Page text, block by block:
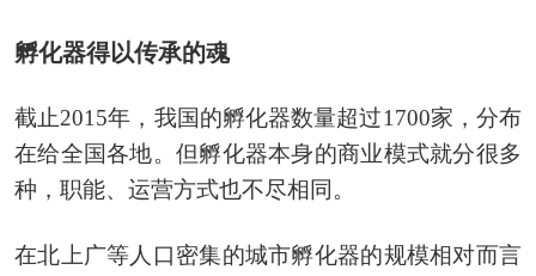
孵化器得以传承的魂
截止2015年，我国的孵化器数量超过1700家，分布
在给全国各地。但孵化器本身的商业模式就分很多
种，职能、运营方式也不尽相同。
在北上广等人口密集的城市孵化器的规模相对而言